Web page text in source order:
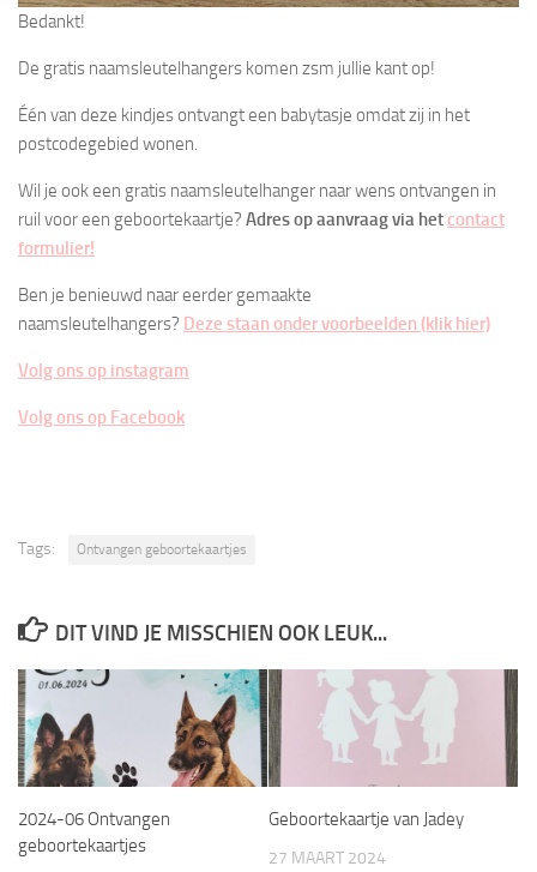
Bedankt!
De gratis naamsleutelhangers komen zsm jullie kant op!
Één van deze kindjes ontvangt een babytasje omdat zij in het
postcodegebied wonen.
Wil je ook een gratis naamsleutelhanger naar wens ontvangen in
ruil voor een geboortekaartje? Adres op aanvraag via hetcontact
formulier!
Ben je benieuwd naar eerder gemaakte
naamsleutelhangers? Deze staan onder voorbeelden (klik hier)
Volg ons op instagram
Volg ons op Facebook
Tags: Ontvangen geboortekaartjes
DIT VIND JE MISSCHIEN OOK LEUK...
2024-06 Ontvangen
geboortekaartjes
Geboortekaartje van Jadey
27 MAART 2024